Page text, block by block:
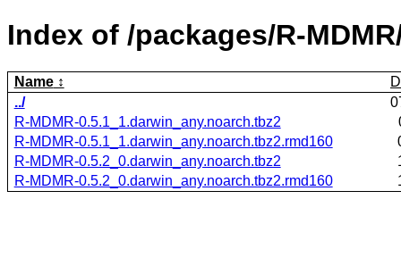
Index of /packages/R-
Name
../
R-MDMR-0.5.1_1.darwin_any.noarch.tbz2
R-MDMR-0.5.1_1.darwin_any.noarch.tbz2.rmd160
R-MDMR-0.5.2_0.darwin_any.noarch.tbz2
R-MDMR-0.5.2_0.darwin_any.noarch.tbz2.rmd160